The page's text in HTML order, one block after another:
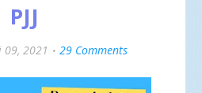
PJJ
09, 2021 29 Comments